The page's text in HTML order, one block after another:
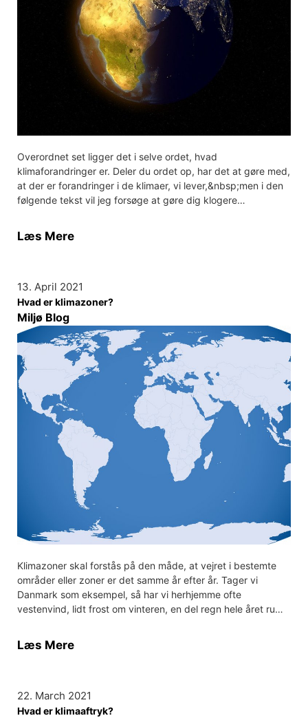
Overordnet set ligger det i selve ordet, hvad
klimaforandringer er. Deler du ordet op, har det at gøre med,
at der er forandringer i de klimaer, vi lever,&nbsp;men i den
følgende tekst vil jeg forsøge at gøre dig klogere…
Læs Mere
13. April 2021
Hvad er klimazoner?
Miljø Blog
Klimazoner skal forstås på den måde, at vejret i bestemte
områder eller zoner er det samme år efter år. Tager vi
Danmark som eksempel, så har vi herhjemme ofte
vestenvind, lidt frost om vinteren, en del regn hele året ru…
Læs Mere
22. March 2021
Hvad er klimaaftryk?